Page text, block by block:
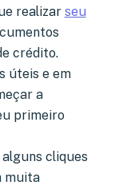
realizar seu
crédito.
úteis e em
a
primeiro
cliques
muita